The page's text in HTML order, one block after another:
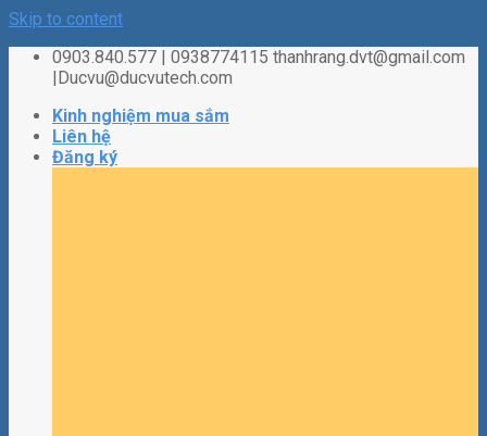
Skip to content
0903.840.577 | 0938774115 thanhrang.dvt@gmail.com
|Ducvu@ducvutech.com
Kinh nghiệm mua sắm
Liên hệ
Đăng ký